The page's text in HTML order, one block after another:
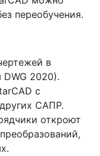
переобучения.
в
2020).
с
САПР.
откроют